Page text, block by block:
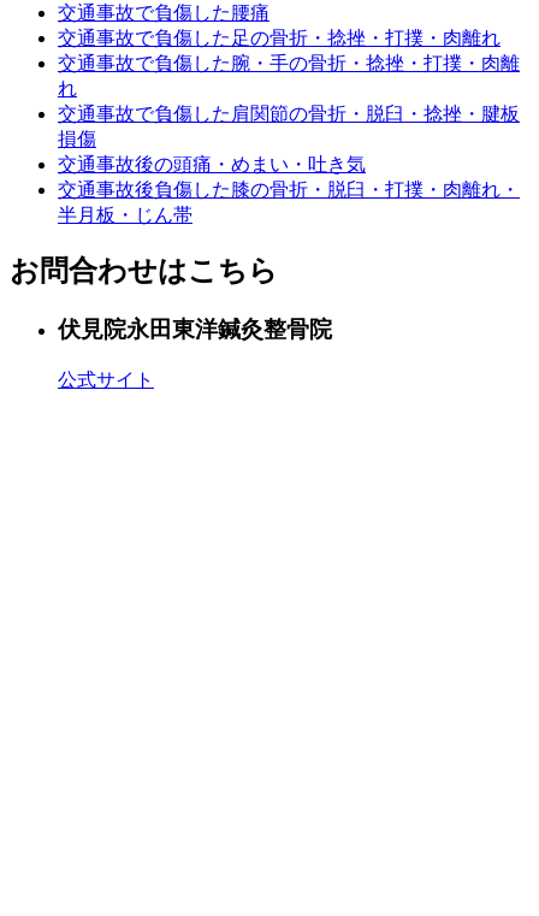
交通事故で負傷した腰痛
交通事故で負傷した足の骨折・捻挫・打撲・肉離れ
交通事故で負傷した腕・手の骨折・捻挫・打撲・肉離
れ
交通事故で負傷した肩関節の骨折・脱臼・捻挫・腱板
損傷
交通事故後の頭痛・めまい・吐き気
交通事故後負傷した膝の骨折・脱臼・打撲・肉離れ・
半月板・じん帯
お問合わせはこちら
伏見院永田東洋鍼灸整骨院
公式サイト